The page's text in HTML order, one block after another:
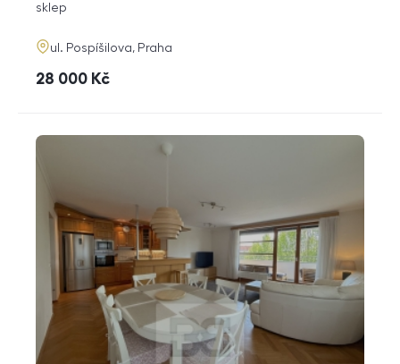
funkce
sklep
adresa
ul. Pospíšilova, Praha
cena
28 000 Kč